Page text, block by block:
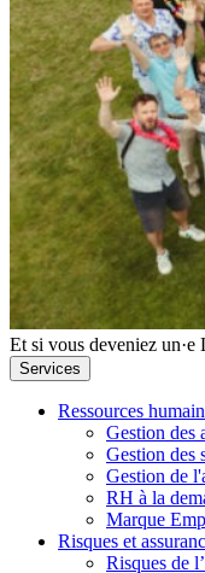
Et si vous deveniez un·e
Services
Ressources
Gestion des
Gestion des
Gestion de
RH à la
Marque
Risques et
Risques de